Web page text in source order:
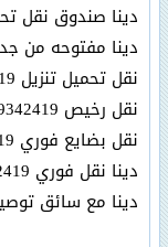
دينا صندوق نقل تحميل
دينا مفتوحه من جدة
نقل تحميل تنزيل 0509342419
نقل رخيص 0509342419
نقل بضايع فوري 0509342419
دينا نقل فوري 0509342419
دينا مع سائق توصيل سريع